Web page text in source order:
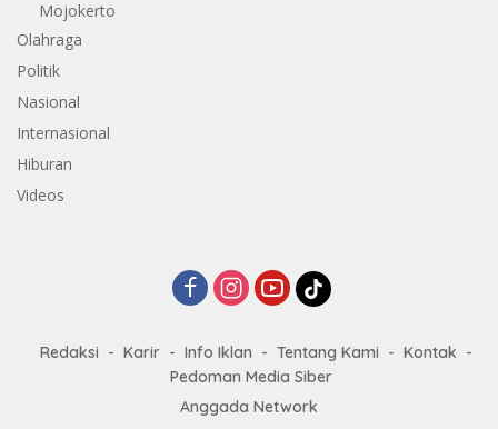
Mojokerto
Olahraga
Politik
Nasional
Internasional
Hiburan
Videos
Redaksi Karir Info Iklan Tentang Kami
Kontak
Pedoman Media Siber
Anggada Network